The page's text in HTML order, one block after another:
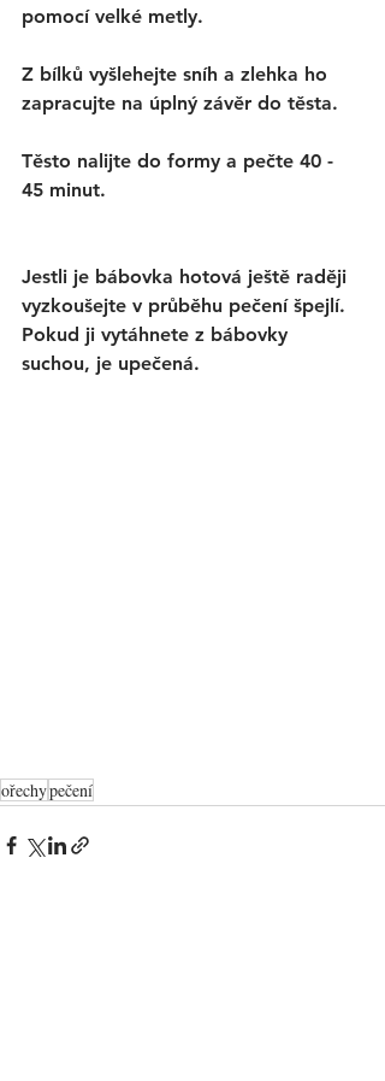
pomocí velké metly.
Z bílků vyšlehejte sníh a zlehka ho
zapracujte na úplný závěr do těsta.
Těsto nalijte do formy a pečte 40 -
45 minut.
Jestli je bábovka hotová ještě raději
vyzkoušejte v průběhu pečení špejlí.
Pokud ji vytáhnete z bábovky
suchou, je upečená.
ořechypečení